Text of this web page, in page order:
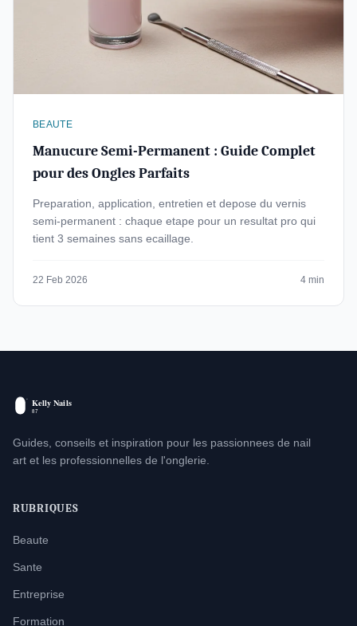
BEAUTE
Manucure Semi-Permanent : Guide Complet
pour des Ongles Parfaits
Preparation, application, entretien et depose du vernis
semi-permanent : chaque etape pour un resultat pro qui
tient 3 semaines sans ecaillage.
22 Feb 2026 4 min
Guides, conseils et inspiration pour les passionnees de nail
art et les professionnelles de l'onglerie.
RUBRIQUES
Beaute
Sante
Entreprise
Formation